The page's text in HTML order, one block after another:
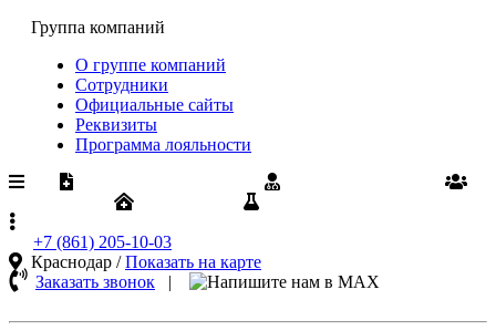
Группа компаний
О группе компаний
Сотрудники
Официальные сайты
Реквизиты
Программа лояльности
+7 (861) 205-10-03
Краснодар /Показать на карте
Заказать звонок |